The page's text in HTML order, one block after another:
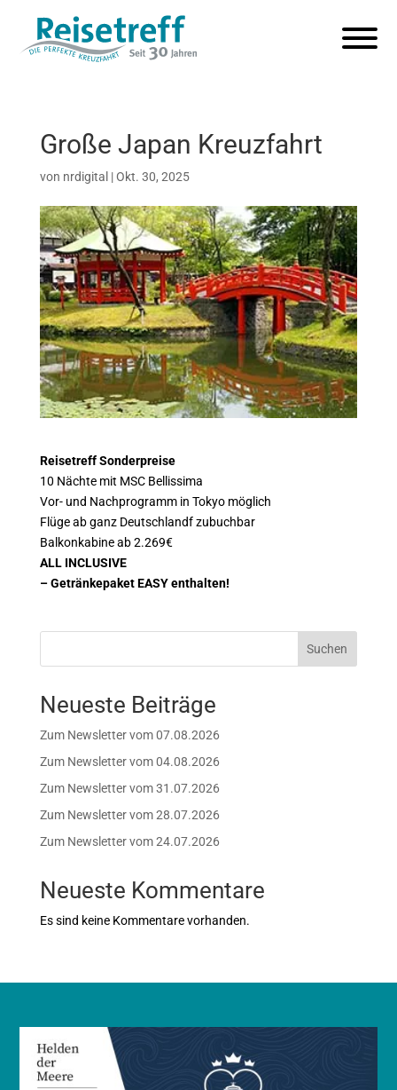
Große Japan Kreuzfahrt
von nrdigital |Okt. 30, 2025
Reisetreff Sonderpreise
10 Nächte mit MSC Bellissima
Vor- und Nachprogramm in Tokyo möglich
Flüge ab ganz Deutschlandf zubuchbar
Balkonkabine ab 2.269€
ALL INCLUSIVE
– Getränkepaket EASY enthalten!
Suchen
Neueste Beiträge
Zum Newsletter vom 07.08.2026
Zum Newsletter vom 04.08.2026
Zum Newsletter vom 31.07.2026
Zum Newsletter vom 28.07.2026
Zum Newsletter vom 24.07.2026
Neueste Kommentare
Es sind keine Kommentare vorhanden.